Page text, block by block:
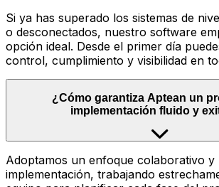
Si ya has superado los sistemas de
o desconectados, nuestro software
opción ideal. Desde el primer día
control, cumplimiento y visibilidad en
¿Cómo garantiza Aptean un
implementación fluido y
Adoptamos un enfoque colaborativo y
implementación, trabajando